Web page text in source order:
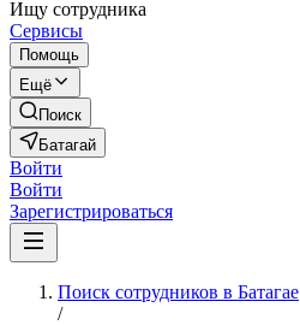
Ищу сотрудника
Сервисы
Помощь
Ещё
Поиск
Батагай
Войти
Войти
Зарегистрироваться
Поиск сотрудников в Батагае
/